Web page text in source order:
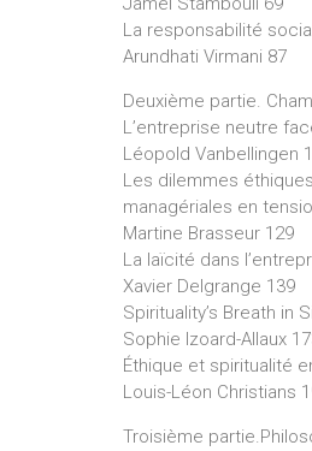
La responsabilité
Arundhati Virmani 87
Deuxième partie.
L’entreprise neutre
Léopold Vanbellingen
Les dilemmes
managériales en
Martine Brasseur 129
La laïcité dans
Xavier Delgrange 139
Spirituality’s Breath in
Sophie Izoard-Allaux
Éthique et spiritualité
Louis-Léon Christians
Troisième